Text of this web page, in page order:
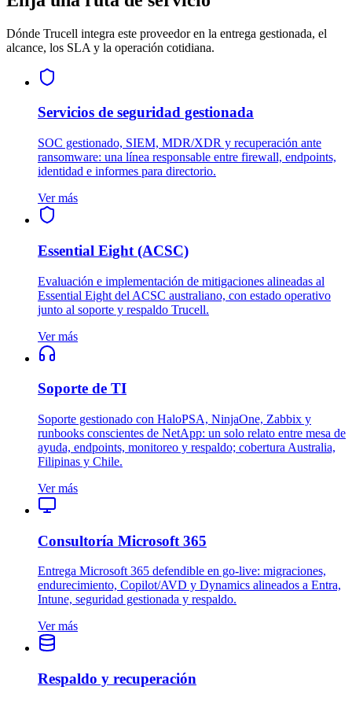
Dónde Trucell integra este proveedor en la entrega gestionada, el
alcance, los SLA y la operación cotidiana.
Servicios de seguridad gestionada
SOC gestionado, SIEM, MDR/XDR y recuperación ante
ransomware: una línea responsable entre firewall, endpoints,
identidad e informes para directorio.
Ver más
Essential Eight (ACSC)
Evaluación e implementación de mitigaciones alineadas al
Essential Eight del ACSC australiano, con estado operativo
junto al soporte y respaldo Trucell.
Ver más
Soporte de TI
Soporte gestionado con HaloPSA, NinjaOne, Zabbix y
runbooks conscientes de NetApp: un solo relato entre mesa de
ayuda, endpoints, monitoreo y respaldo; cobertura Australia,
Filipinas y Chile.
Ver más
Consultoría Microsoft 365
Entrega Microsoft 365 defendible en go‑live: migraciones,
endurecimiento, Copilot/AVD y Dynamics alineados a Entra,
Intune, seguridad gestionada y respaldo.
Ver más
Respaldo y recuperación